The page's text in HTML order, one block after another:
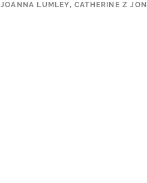
JOANNA LUMLEY, CATHERINE Z